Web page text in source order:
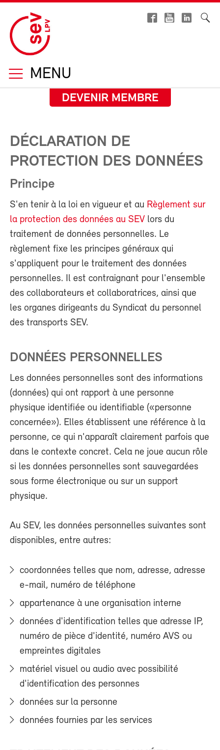
MENU
DEVENIR MEMBRE
DÉCLARATION DE
PROTECTION DES DONNÉES
Principe
S'en tenir à la loi en vigueur et au Règlement sur
la protection des données au SEV lors du
traitement de données personnelles. Le
règlement fixe les principes généraux qui
s'appliquent pour le traitement des données
personnelles. Il est contraignant pour l'ensemble
des collaborateurs et collaboratrices, ainsi que
les organes dirigeants du Syndicat du personnel
des transports SEV.
DONNÉES PERSONNELLES
Les données personnelles sont des informations
(données) qui ont rapport à une personne
physique identifiée ou identifiable («personne
concernée»). Elles établissent une référence à la
personne, ce qui n'apparaît clairement parfois que
dans le contexte concret. Cela ne joue aucun rôle
si les données personnelles sont sauvegardées
sous forme électronique ou sur un support
physique.
Au SEV, les données personnelles suivantes sont
disponibles, entre autres:
coordonnées telles que nom, adresse, adresse
e-mail, numéro de téléphone
appartenance à une organisation interne
données d'identification telles que adresse IP,
numéro de pièce d'identité, numéro AVS ou
empreintes digitales
matériel visuel ou audio avec possibilité
d'identification des personnes
données sur la personne
données fournies par les services